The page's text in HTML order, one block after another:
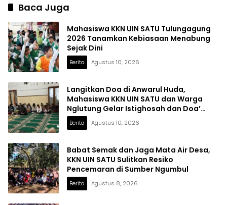
Baca Juga
Mahasiswa KKN UIN SATU Tulungagung
2026 Tanamkan Kebiasaan Menabung
Sejak Dini
Berita Agustus 10, 2026
Langitkan Doa di Anwarul Huda,
Mahasiswa KKN UIN SATU dan Warga
Nglutung Gelar Istighosah dan Doa’
Bersama
Berita Agustus 10, 2026
Babat Semak dan Jaga Mata Air Desa,
KKN UIN SATU Sulitkan Resiko
Pencemaran di Sumber Ngumbul
Berita Agustus 8, 2026